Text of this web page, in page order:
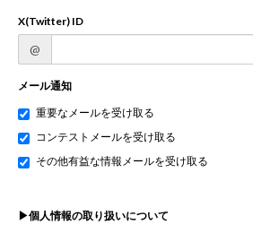
X(Twitter) ID
@
メール通知
重要なメールを受け取る
コンテストメールを受け取る
その他有益な情報メールを受け取る
▶個人情報の取り扱いについて